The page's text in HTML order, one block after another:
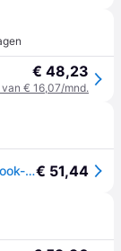
€ 48,23
€ 16,07/mnd.
Twelve South Curve laptopstandaard, MacBook-standaard - ergonomische aluminium laptophouder voor Apple, Dell, HP, Lenovo, past op 11 inch tot 17 inch, wit€ 51,44